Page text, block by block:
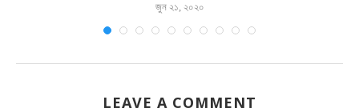
জুন ২১, ২০২০
LEAVE A COMMENT